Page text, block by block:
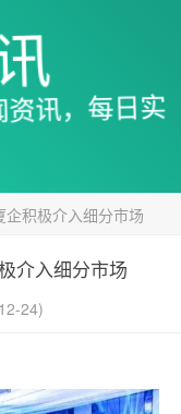
讯，每日实
积极介入细分市场
介入细分市场
24)